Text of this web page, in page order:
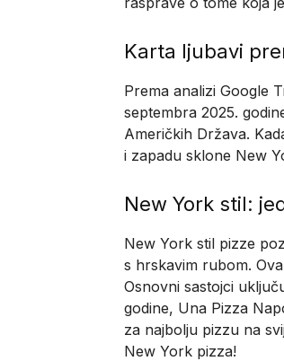
Karta ljubavi
Prema analizi Google
septembra 2025.
Američkih Država.
i zapadu sklone New
New York stil:
New York stil pizze
s hrskavim rubom.
Osnovni sastojci
godine, Una Pizza
za najbolju pizzu na
New York pizza!